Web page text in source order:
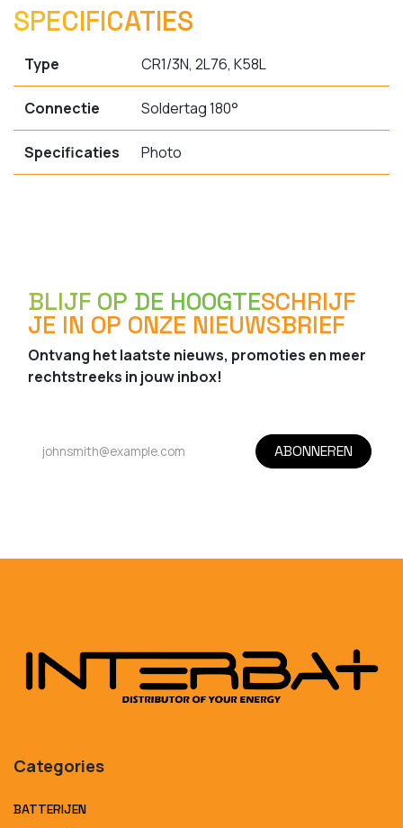
SPECIFICATIES
Type CR1/3N, 2L76, K58L
Connectie Soldertag 180°
Specificaties Photo
BLIJF OP DE HOOGTESCHRIJF
JE IN OP ONZE NIEUWSBRIEF
Ontvang het laatste nieuws, promoties en meer
rechtstreeks in jouw inbox!
ABONNEREN
Categories
BATTERIJEN